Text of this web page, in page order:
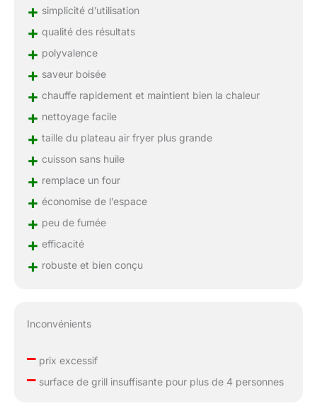
+ simplicité d’utilisation
+ qualité des résultats
+ polyvalence
+ saveur boisée
+ chauffe rapidement et maintient bien la chaleur
+ nettoyage facile
+ taille du plateau air fryer plus grande
+ cuisson sans huile
+ remplace un four
+ économise de l’espace
+ peu de fumée
+ efficacité
+ robuste et bien conçu
Inconvénients
–prix excessif
–surface de grill insuffisante pour plus de 4 personnes